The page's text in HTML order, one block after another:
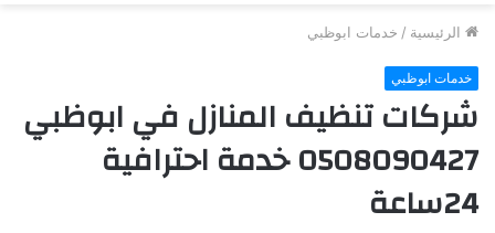
الرئيسية / خدمات ابوظبي
خدمات ابوظبي
شركات تنظيف المنازل في ابوظبي
0508090427 خدمة احترافية
24ساعة